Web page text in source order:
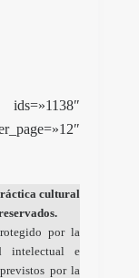
cultural
por la
intelectual e
por la